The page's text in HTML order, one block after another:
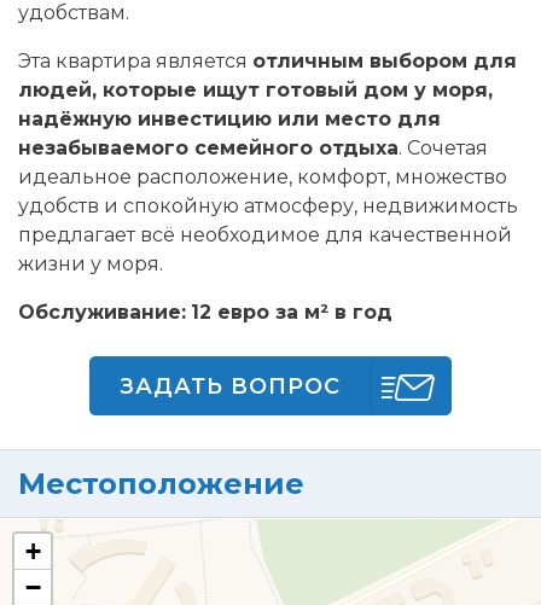
удобствам.
Эта квартира является отличным выбором для
людей, которые ищут готовый дом у моря,
надёжную инвестицию или место для
незабываемого семейного отдыха. Сочетая
идеальное расположение, комфорт, множество
удобств и спокойную атмосферу, недвижимость
предлагает всё необходимое для качественной
жизни у моря.
Обслуживание: 12 евро за м² в год
ЗАДАТЬ ВОПРОС
Местоположение
+
−